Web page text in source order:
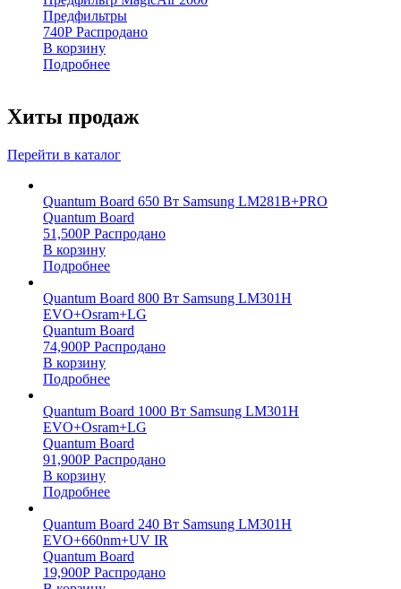
Предфильтры
740Р Распродано
В корзину
Подробнее
Хиты продаж
Перейти в каталог
Quantum Board 650 Вт Samsung LM281B+PRO
Quantum Board
51,500Р Распродано
В корзину
Подробнее
Quantum Board 800 Вт Samsung LM301H
EVO+Osram+LG
Quantum Board
74,900Р Распродано
В корзину
Подробнее
Quantum Board 1000 Вт Samsung LM301H
EVO+Osram+LG
Quantum Board
91,900Р Распродано
В корзину
Подробнее
Quantum Board 240 Вт Samsung LM301H
EVO+660nm+UV IR
Quantum Board
19,900Р Распродано